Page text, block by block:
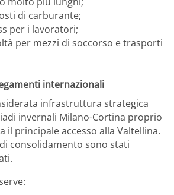
di carburante;
per i lavoratori;
per mezzi di soccorso e trasporti
internazionali
infrastruttura strategica
invernali Milano-Cortina proprio
il principale accesso alla Valtellina.
consolidamento sono stati